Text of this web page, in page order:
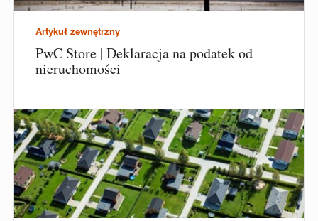
Artykuł zewnętrzny
PwC Store | Deklaracja na podatek od
nieruchomości